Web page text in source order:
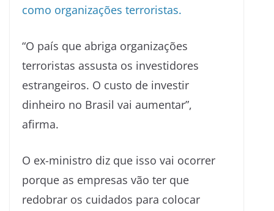
como organizações terroristas.
“O país que abriga organizações
terroristas assusta os investidores
estrangeiros. O custo de investir
dinheiro no Brasil vai aumentar”,
afirma.
O ex-ministro diz que isso vai ocorrer
porque as empresas vão ter que
redobrar os cuidados para colocar